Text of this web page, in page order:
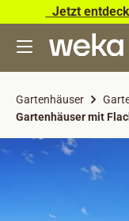
Zum Hauptinhalt
Jetzt
Gartenhäuser
Gartenhäuser mit